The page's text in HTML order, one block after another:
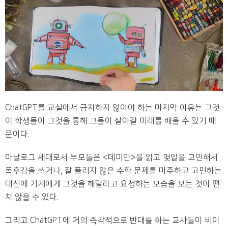
ChatGPT를 교실에서 금지하지 않아야 하는 마지막 이유는 그것
이 학생들이 그것을 통해 그들이 살아갈 미래를 배울 수 있기 때
문이다.
아날로그 세대로서 부모들은 <데미안>을 읽고 몇일을 고민해서
독후감을 쓰거나, 잘 풀리지 않은 수학 문제를 마주하고 고민하는
대신에 기계에게 그것을 해달라고 요청하는 모습을 보는 것이 편
치 않을 수 있다.
그리고 ChatGPT에 거의 즉각적으로 반대를 하는 교사들이 비이